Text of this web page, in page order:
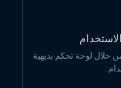
خلال لوحة تحكم بديهية